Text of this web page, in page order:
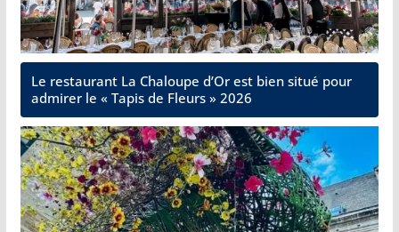
Le restaurant La Chaloupe d’Or est bien situé pour
admirer le « Tapis de Fleurs » 2026